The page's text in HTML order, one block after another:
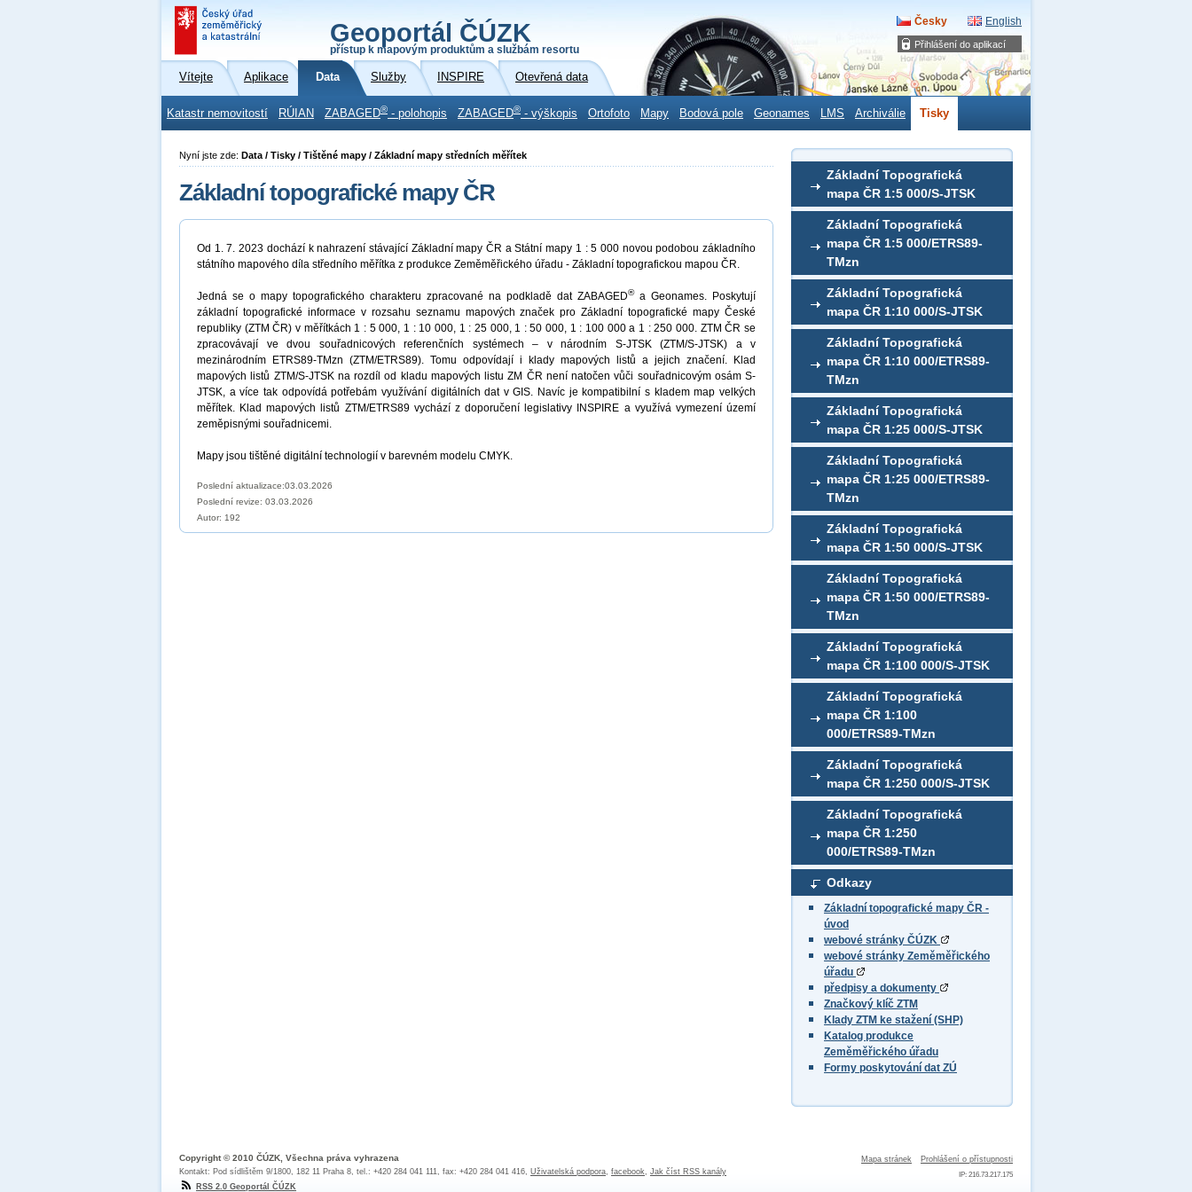
Přihlášení do aplikací
Geoportál ČÚZK
přístup k mapovým produktům a službám resortu
Česky English
Vítejte Aplikace Data Služby INSPIRE Otevřená data
Katastr nemovitostí RÚIAN ZABAGED® - polohopis ZABAGED® - výškopis Ortofoto Mapy Bodová pole Geonames LMS Archiválie Tisky
Základní Topografická
mapa ČR 1:5 000/S-JTSK
Základní Topografická
mapa ČR 1:5 000/ETRS89-
TMzn
Základní Topografická
mapa ČR 1:10 000/S-JTSK
Základní Topografická
mapa ČR 1:10 000/ETRS89-
TMzn
Základní Topografická
mapa ČR 1:25 000/S-JTSK
Základní Topografická
mapa ČR 1:25 000/ETRS89-
TMzn
Základní Topografická
mapa ČR 1:50 000/S-JTSK
Základní Topografická
mapa ČR 1:50 000/ETRS89-
TMzn
Základní Topografická
mapa ČR 1:100 000/S-JTSK
Základní Topografická
mapa ČR 1:100
000/ETRS89-TMzn
Základní Topografická
mapa ČR 1:250 000/S-JTSK
Základní Topografická
mapa ČR 1:250
000/ETRS89-TMzn
Odkazy
Základní topografické mapy ČR -
úvod
webové stránky ČÚZK
webové stránky Zeměměřického
úřadu
předpisy a dokumenty
Značkový klíč ZTM
Klady ZTM ke stažení (SHP)
Katalog produkce
Zeměměřického úřadu
Formy poskytování dat ZÚ
Nyní jste zde: Data / Tisky / Tištěné mapy / Základní mapy středních měřítek
Základní topografické mapy ČR
Od 1. 7. 2023 dochází k nahrazení stávající Základní mapy ČR a Státní mapy 1 : 5 000 novou podobou základního
státního mapového díla středního měřítka z produkce Zeměměřického úřadu - Základní topografickou mapou ČR.
Jedná se o mapy topografického charakteru zpracované na podkladě dat ZABAGED®a Geonames. Poskytují
základní topografické informace v rozsahu seznamu mapových značek pro Základní topografické mapy České
republiky (ZTM ČR) v měřítkách 1 : 5 000, 1 : 10 000, 1 : 25 000, 1 : 50 000, 1 : 100 000 a 1 : 250 000. ZTM ČR se
zpracovávají ve dvou souřadnicových referenčních systémech – v národním S-JTSK (ZTM/S-JTSK) a v
mezinárodním ETRS89-TMzn (ZTM/ETRS89). Tomu odpovídají i klady mapových listů a jejich značení. Klad
mapových listů ZTM/S-JTSK na rozdíl od kladu mapových listu ZM ČR není natočen vůči souřadnicovým osám S-
JTSK, a více tak odpovídá potřebám využívání digitálních dat v GIS. Navíc je kompatibilní s kladem map velkých
měřítek. Klad mapových listů ZTM/ETRS89 vychází z doporučení legislativy INSPIRE a využívá vymezení území
zeměpisnými souřadnicemi.
Mapy jsou tištěné digitální technologií v barevném modelu CMYK.
Poslední aktualizace:03.03.2026
Poslední revize: 03.03.2026
Autor: 192
Mapa stránek Prohlášení o přístupnosti
IP: 216.73.217.175
Copyright © 2010 ČÚZK, Všechna práva vyhrazena
Kontakt: Pod sídlištěm 9/1800, 182 11 Praha 8, tel.: +420 284 041 111, fax: +420 284 041 416, Uživatelská podpora, facebook, Jak číst RSS kanály
RSS 2.0 Geoportál ČÚZK